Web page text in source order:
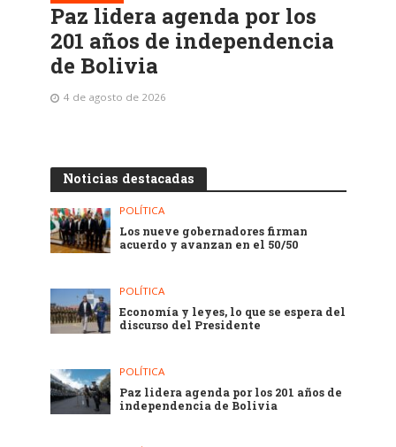
Paz lidera agenda por los
201 años de independencia
de Bolivia
4 de agosto de 2026
Noticias destacadas
POLÍTICA
Los nueve gobernadores firman
acuerdo y avanzan en el 50/50
POLÍTICA
Economía y leyes, lo que se espera del
discurso del Presidente
POLÍTICA
Paz lidera agenda por los 201 años de
independencia de Bolivia